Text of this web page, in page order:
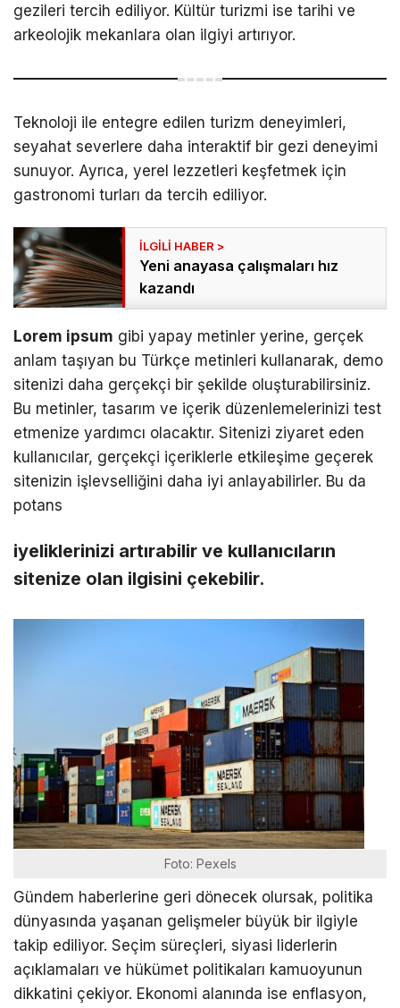
gezileri tercih ediliyor. Kültür turizmi ise tarihi ve
arkeolojik mekanlara olan ilgiyi artırıyor.
Teknoloji ile entegre edilen turizm deneyimleri,
seyahat severlere daha interaktif bir gezi deneyimi
sunuyor. Ayrıca, yerel lezzetleri keşfetmek için
gastronomi turları da tercih ediliyor.
Yeni anayasa çalışmaları hız
kazandı
Lorem ipsum gibi yapay metinler yerine, gerçek
anlam taşıyan bu Türkçe metinleri kullanarak, demo
sitenizi daha gerçekçi bir şekilde oluşturabilirsiniz.
Bu metinler, tasarım ve içerik düzenlemelerinizi test
etmenize yardımcı olacaktır. Sitenizi ziyaret eden
kullanıcılar, gerçekçi içeriklerle etkileşime geçerek
sitenizin işlevselliğini daha iyi anlayabilirler. Bu da
potans
iyeliklerinizi artırabilir ve kullanıcıların
sitenize olan ilgisini çekebilir.
Foto: Pexels
Gündem haberlerine geri dönecek olursak, politika
dünyasında yaşanan gelişmeler büyük bir ilgiyle
takip ediliyor. Seçim süreçleri, siyasi liderlerin
açıklamaları ve hükümet politikaları kamuoyunun
dikkatini çekiyor. Ekonomi alanında ise enflasyon,